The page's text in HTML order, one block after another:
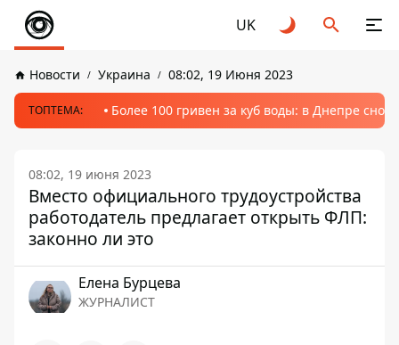
UK
Новости Украина 08:02, 19 Июня 2023
ТОПТЕМА: Более 100 гривен за куб воды: в Днепре
08:02, 19 июня 2023
Вместо официального трудоустройства
работодатель предлагает открыть ФЛП:
законно ли это
Елена Бурцева
ЖУРНАЛИСТ